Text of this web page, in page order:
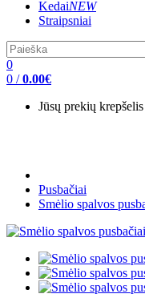
KedaiNEW
Straipsniai
0
0 / 0.00€
Jūsų prekių
Pusbačiai
Smėlio spalvos